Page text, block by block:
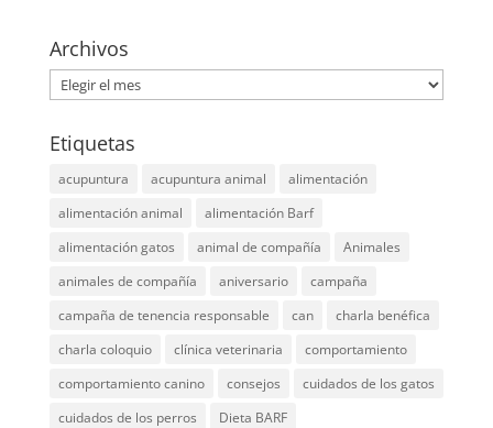
Archivos
Archivos
Etiquetas
acupuntura acupuntura animal
alimentación
alimentación animal
alimentación Barf
alimentación gatos
animal de compañía
Animales
animales de compañía
aniversario
campaña
campaña de tenencia responsable
can
charla benéfica
charla coloquio
clínica veterinaria
comportamiento
comportamiento canino
consejos
cuidados de los gatos
cuidados de los perros
Dieta BARF